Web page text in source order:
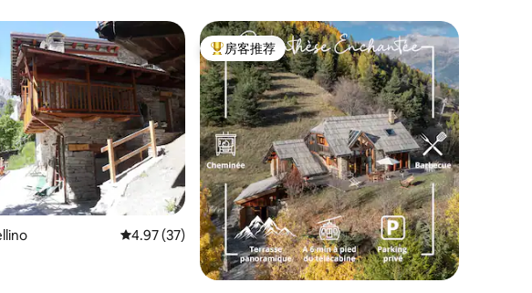
），共 23 条评价 平均评分 4.97 分（满分 5 分），共 37 条评价
4.97 (37)
热门「房客推荐」
房客推荐